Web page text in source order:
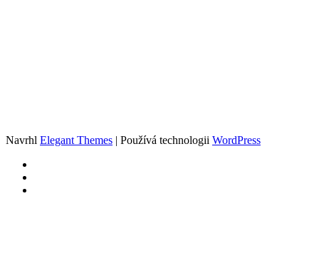
Navrhl Elegant Themes | Používá technologii WordPress